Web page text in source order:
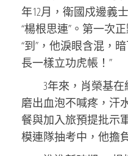
年12月，衛國戍邊義
“楊根思連”。第一次
“到”，他淚眼含混，
長一樣立功虎帳！”
3年來，肖榮基在
磨出血泡不喊疼，汗
餐與加入旅預提批示
模連隊抽考中，他擔